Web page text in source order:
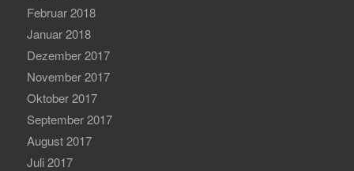
Februar 2018
Januar 2018
Dezember 2017
November 2017
Oktober 2017
September 2017
August 2017
Juli 2017